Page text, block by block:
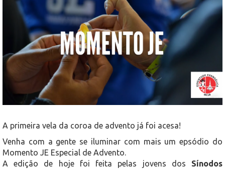
A primeira vela da coroa de advento já foi acesa!
Venha com a gente se iluminar com mais um epsódio do
Momento JE Especial de Advento.
A edição de hoje foi feita pelas jovens dos Sínodos